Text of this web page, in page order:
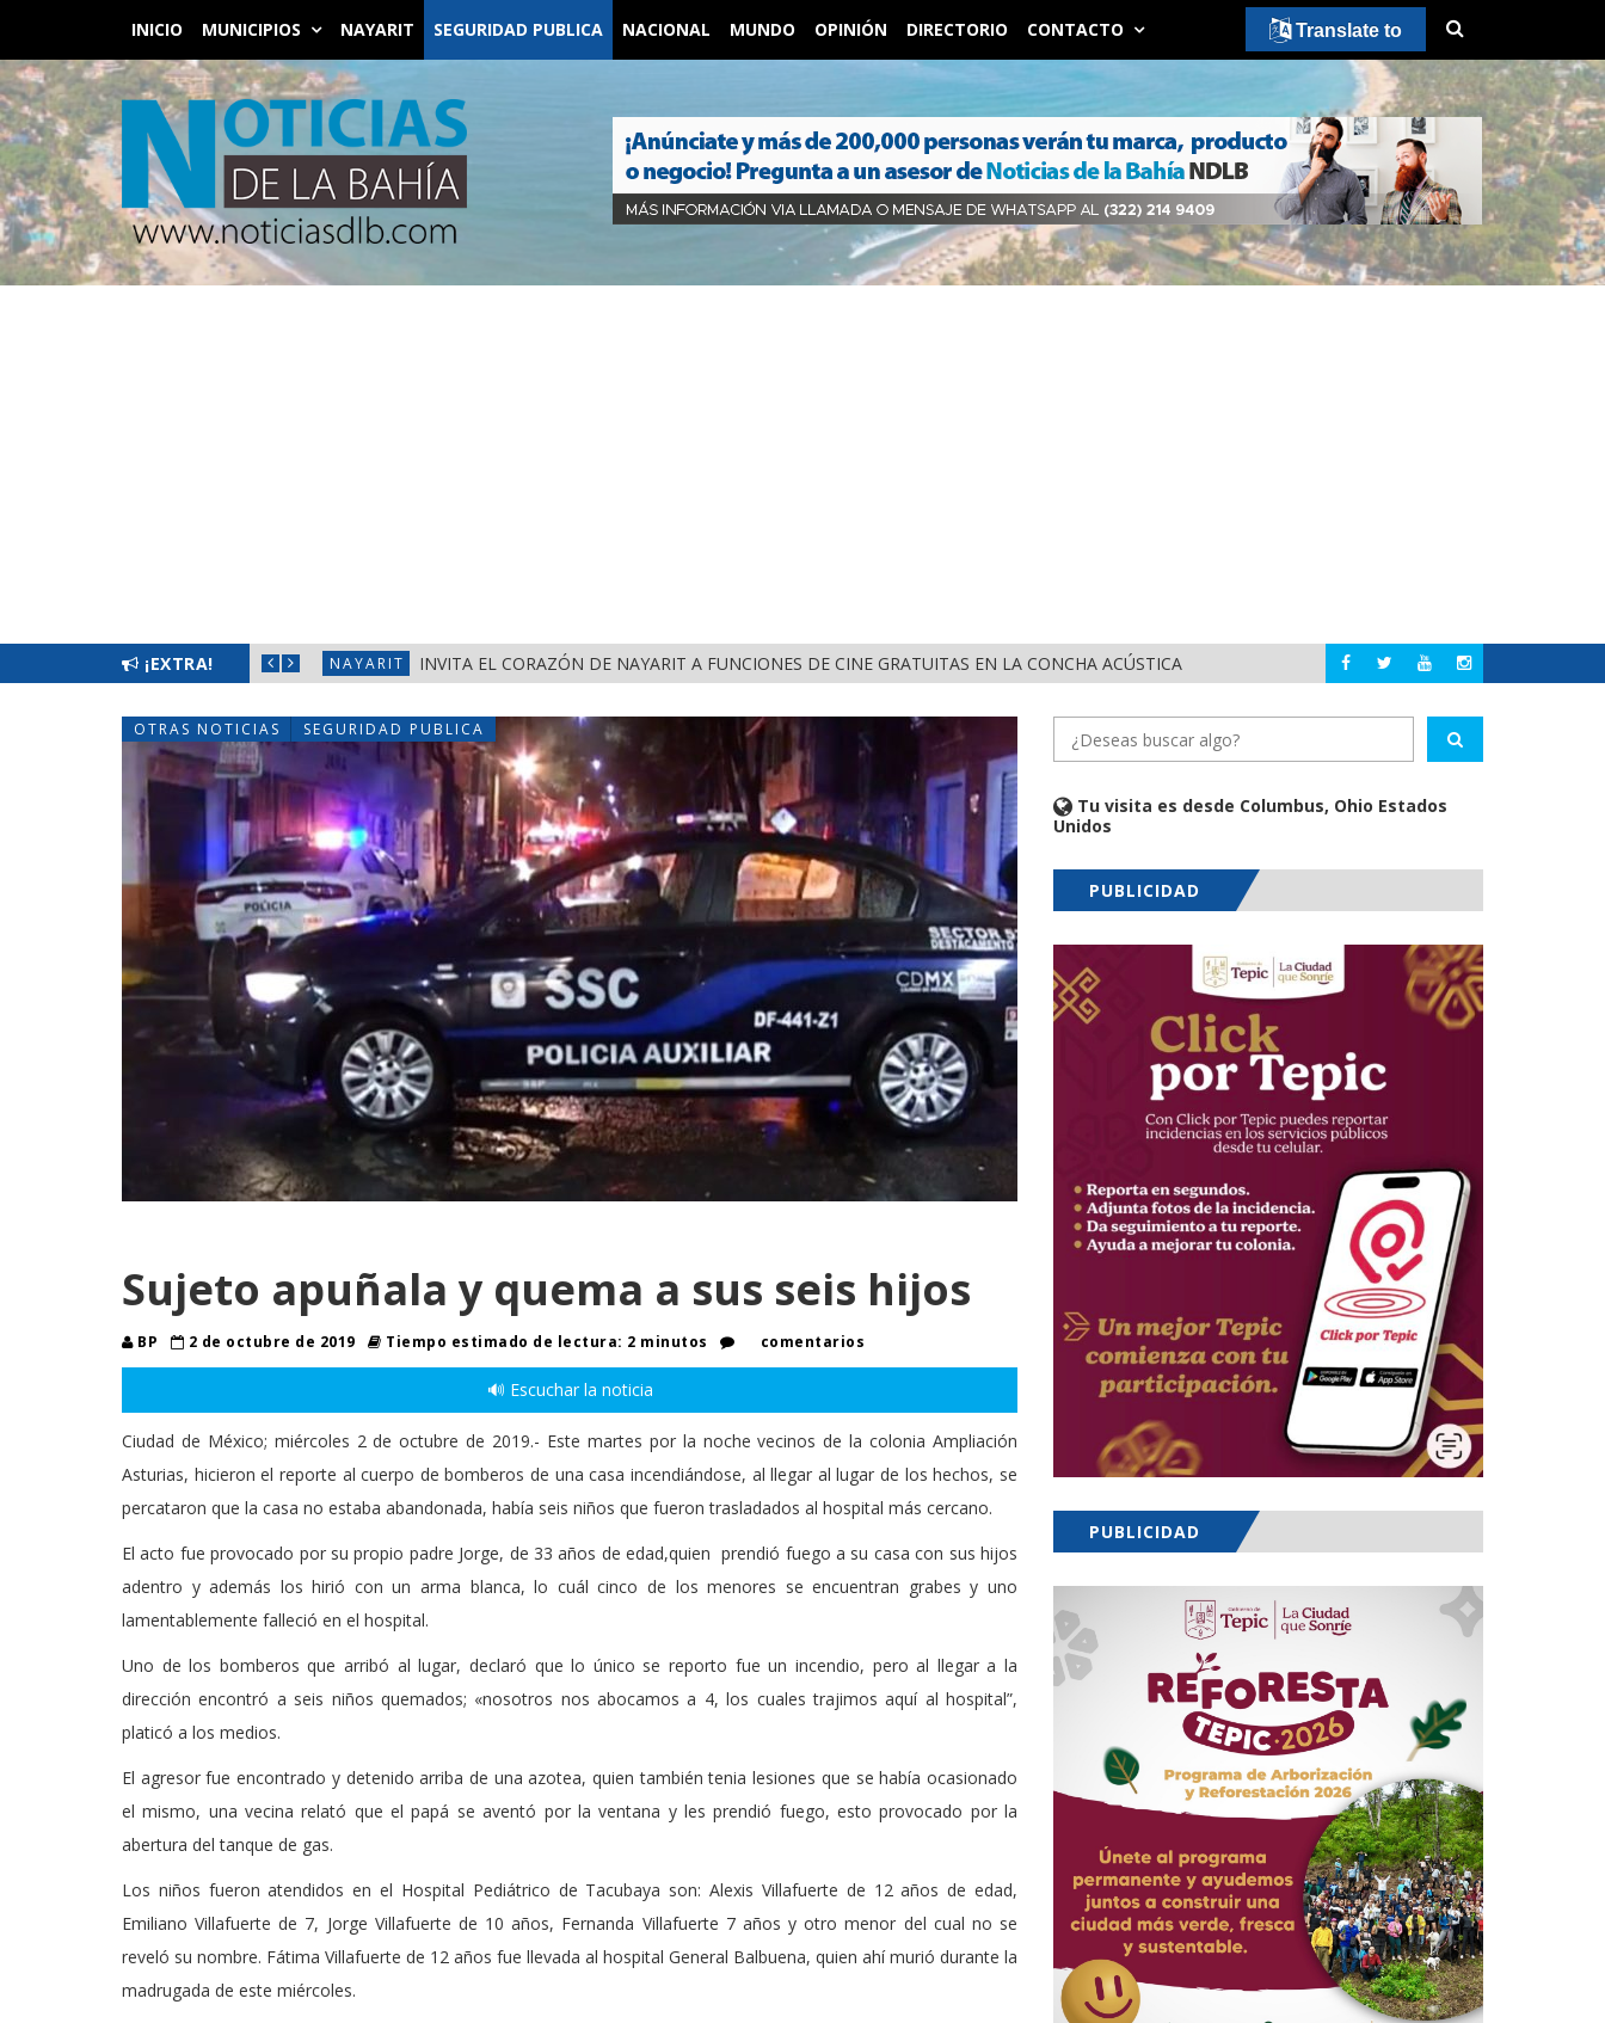
INICIO MUNICIPIOS NAYARIT SEGURIDAD PUBLICA NACIONAL MUNDO OPINIÓN DIRECTORIO CONTACTO
¡EXTRA!
2026» EN LA PRIMAVERA NAYARIT INVITA EL CORAZÓN DE NAYARIT A FUNCIONES DE CINE GRATUITAS EN LA CONCHA ACÚSTICA PUERTO VALLARTA
OTRAS NOTICIAS SEGURIDAD PUBLICA
Sujeto apuñala y quema a sus seis hijos
BP 2 de octubre de 2019 Tiempo estimado de lectura: 2 minutos comentarios
🔊 Escuchar la noticia
Ciudad de México; miércoles 2 de octubre de 2019.- Este martes por la noche vecinos de la colonia Ampliación
Asturias, hicieron el reporte al cuerpo de bomberos de una casa incendiándose, al llegar al lugar de los hechos, se
percataron que la casa no estaba abandonada, había seis niños que fueron trasladados al hospital más cercano.
El acto fue provocado por su propio padre Jorge, de 33 años de edad,quien prendió fuego a su casa con sus hijos
adentro y además los hirió con un arma blanca, lo cuál cinco de los menores se encuentran grabes y uno
lamentablemente falleció en el hospital.
Uno de los bomberos que arribó al lugar, declaró que lo único se reporto fue un incendio, pero al llegar a la
dirección encontró a seis niños quemados; «nosotros nos abocamos a 4, los cuales trajimos aquí al hospital”,
platicó a los medios.
El agresor fue encontrado y detenido arriba de una azotea, quien también tenia lesiones que se había ocasionado
el mismo, una vecina relató que el papá se aventó por la ventana y les prendió fuego, esto provocado por la
abertura del tanque de gas.
Los niños fueron atendidos en el Hospital Pediátrico de Tacubaya son: Alexis Villafuerte de 12 años de edad,
Emiliano Villafuerte de 7, Jorge Villafuerte de 10 años, Fernanda Villafuerte 7 años y otro menor del cual no se
reveló su nombre. Fátima Villafuerte de 12 años fue llevada al hospital General Balbuena, quien ahí murió durante la
madrugada de este miércoles.
Tu visita es desde Columbus, Ohio Estados
Unidos
PUBLICIDAD
PUBLICIDAD
Translate to